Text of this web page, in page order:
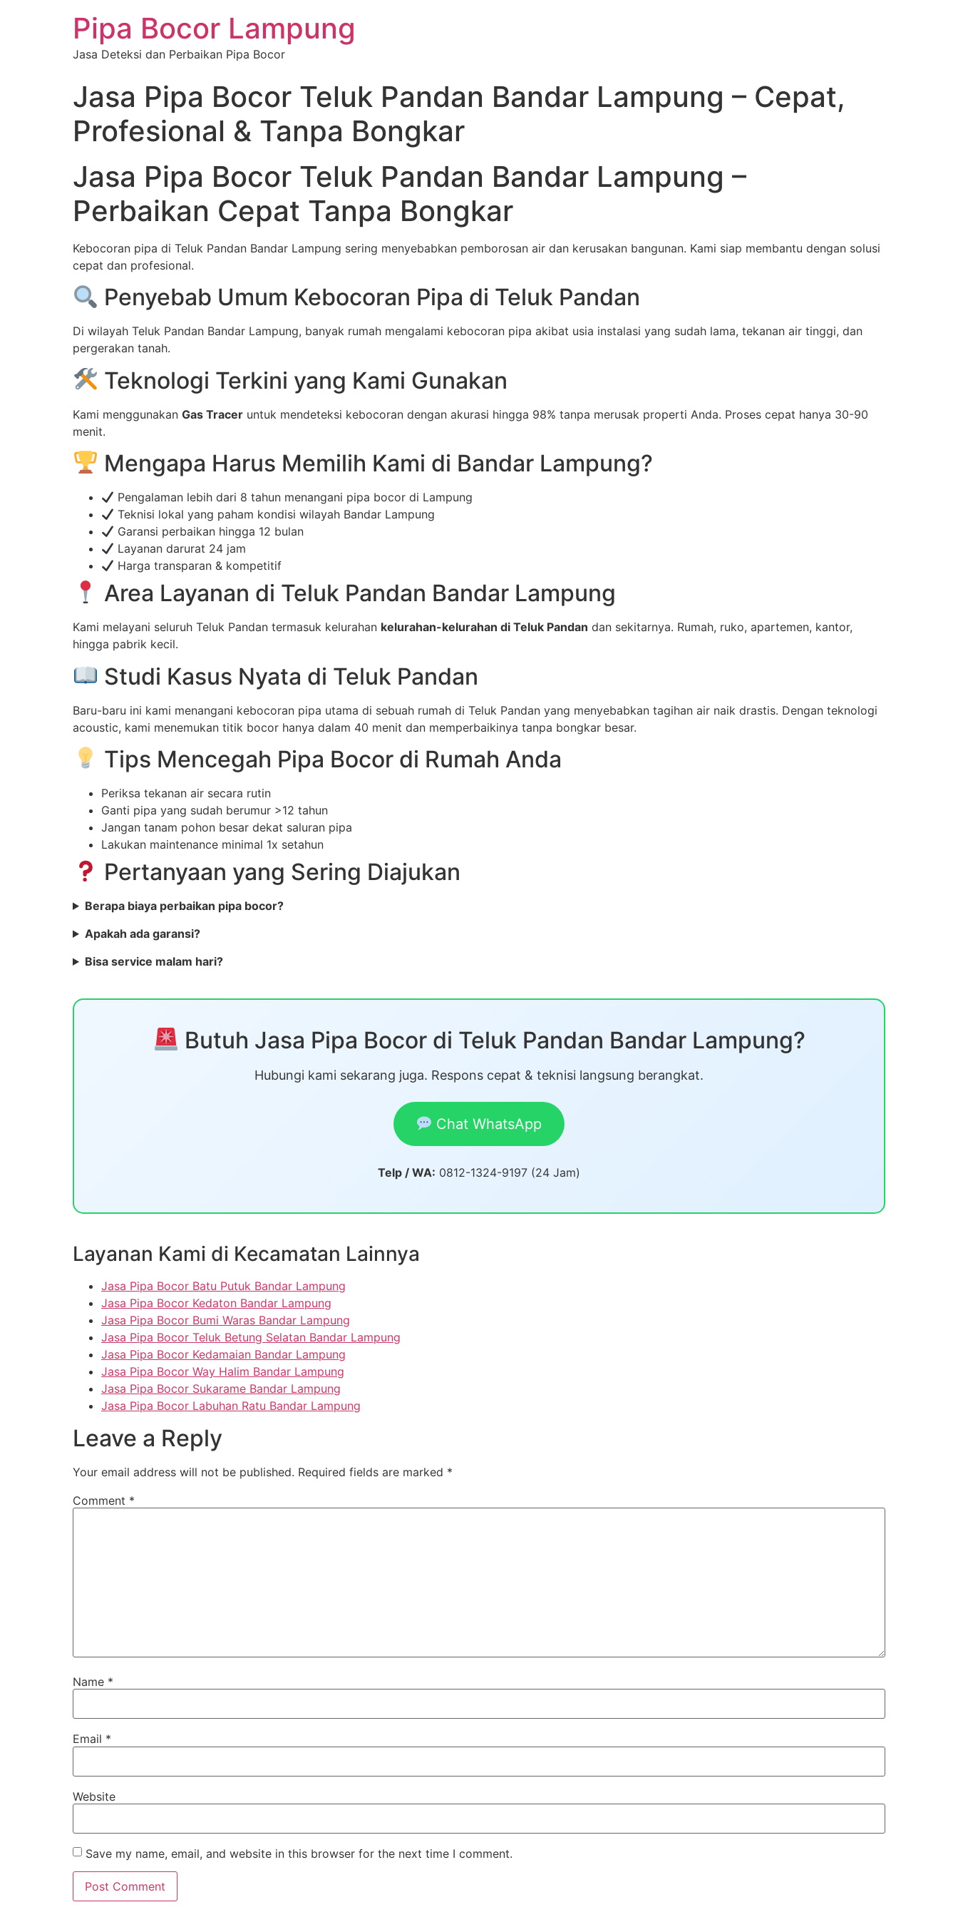
Pipa Bocor Lampung
Jasa Deteksi dan Perbaikan Pipa Bocor
Jasa Pipa Bocor Teluk Pandan Bandar Lampung – Cepat,
Profesional & Tanpa Bongkar
Jasa Pipa Bocor Teluk Pandan Bandar Lampung –
Perbaikan Cepat Tanpa Bongkar
Kebocoran pipa di Teluk Pandan Bandar Lampung sering menyebabkan pemborosan air dan kerusakan bangunan. Kami siap membantu dengan solusi
cepat dan profesional.
Penyebab Umum Kebocoran Pipa di Teluk Pandan
Di wilayah Teluk Pandan Bandar Lampung, banyak rumah mengalami kebocoran pipa akibat usia instalasi yang sudah lama, tekanan air tinggi, dan
pergerakan tanah.
Teknologi Terkini yang Kami Gunakan
Kami menggunakan Gas Tracer untuk mendeteksi kebocoran dengan akurasi hingga 98% tanpa merusak properti Anda. Proses cepat hanya 30-90
menit.
Mengapa Harus Memilih Kami di Bandar Lampung?
Pengalaman lebih dari 8 tahun menangani pipa bocor di Lampung
Teknisi lokal yang paham kondisi wilayah Bandar Lampung
Garansi perbaikan hingga 12 bulan
Layanan darurat 24 jam
Harga transparan & kompetitif
Area Layanan di Teluk Pandan Bandar Lampung
Kami melayani seluruh Teluk Pandan termasuk kelurahan kelurahan-kelurahan di Teluk Pandan dan sekitarnya. Rumah, ruko, apartemen, kantor,
hingga pabrik kecil.
Studi Kasus Nyata di Teluk Pandan
Baru-baru ini kami menangani kebocoran pipa utama di sebuah rumah di Teluk Pandan yang menyebabkan tagihan air naik drastis. Dengan teknologi
acoustic, kami menemukan titik bocor hanya dalam 40 menit dan memperbaikinya tanpa bongkar besar.
Tips Mencegah Pipa Bocor di Rumah Anda
Periksa tekanan air secara rutin
Ganti pipa yang sudah berumur >12 tahun
Jangan tanam pohon besar dekat saluran pipa
Lakukan maintenance minimal 1x setahun
Pertanyaan yang Sering Diajukan
Berapa biaya perbaikan pipa bocor?
Apakah ada garansi?
Bisa service malam hari?
Butuh Jasa Pipa Bocor di Teluk Pandan Bandar Lampung?
Hubungi kami sekarang juga. Respons cepat & teknisi langsung berangkat.
Chat WhatsApp
Telp / WA: 0812-1324-9197 (24 Jam)
Layanan Kami di Kecamatan Lainnya
Jasa Pipa Bocor Batu Putuk Bandar Lampung
Jasa Pipa Bocor Kedaton Bandar Lampung
Jasa Pipa Bocor Bumi Waras Bandar Lampung
Jasa Pipa Bocor Teluk Betung Selatan Bandar Lampung
Jasa Pipa Bocor Kedamaian Bandar Lampung
Jasa Pipa Bocor Way Halim Bandar Lampung
Jasa Pipa Bocor Sukarame Bandar Lampung
Jasa Pipa Bocor Labuhan Ratu Bandar Lampung
Leave a Reply
Your email address will not be published. Required fields are marked *
Comment *
Name *
Email *
Website
Save my name, email, and website in this browser for the next time I comment.